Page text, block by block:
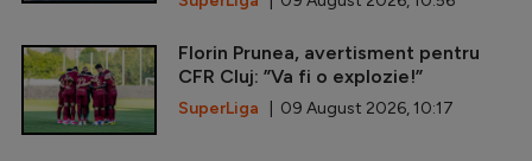
Florin Prunea, avertisment pentru
CFR Cluj: ”Va fi o explozie!”
SuperLiga | 09 August 2026, 10:17